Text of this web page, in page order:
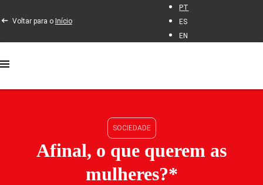
Voltar para o Início
PT
ES
EN
SOCIEDADE
Afinal, o que querem as
mulheres?*